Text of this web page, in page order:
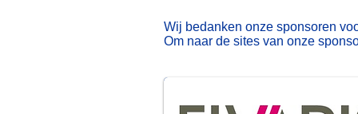
Wij bedanken onze sponsoren
Om naar de sites van onze